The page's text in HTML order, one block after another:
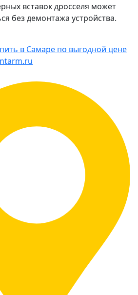
вставок дросселя может
без демонтажа устройства.